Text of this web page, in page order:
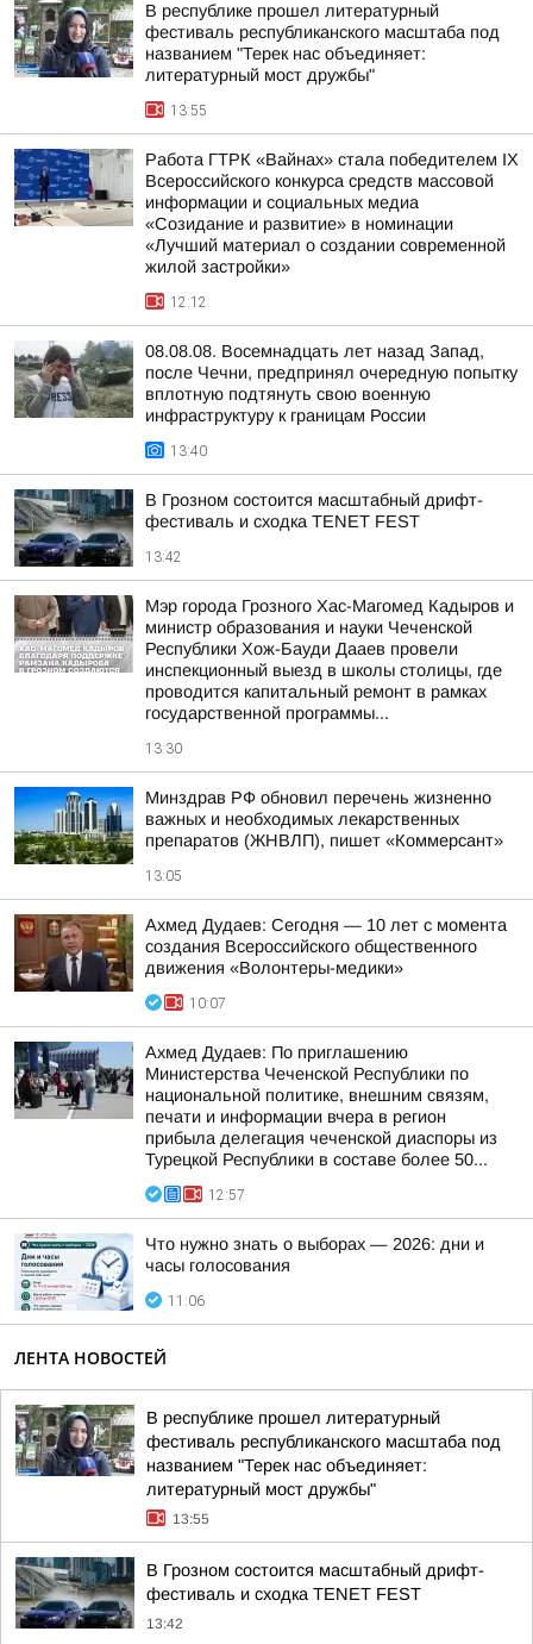
В республике прошел литературный
фестиваль республиканского масштаба под
названием "Терек нас объединяет:
литературный мост дружбы"
13:55
Работа ГТРК «Вайнах» стала победителем IX
Всероссийского конкурса средств массовой
информации и социальных медиа
«Созидание и развитие» в номинации
«Лучший материал о создании современной
жилой застройки»
12:12
08.08.08. Восемнадцать лет назад Запад,
после Чечни, предпринял очередную попытку
вплотную подтянуть свою военную
инфраструктуру к границам России
13:40
В Грозном состоится масштабный дрифт-
фестиваль и сходка TENET FEST
13:42
Мэр города Грозного Хас-Магомед Кадыров и
министр образования и науки Чеченской
Республики Хож-Бауди Дааев провели
инспекционный выезд в школы столицы, где
проводится капитальный ремонт в рамках
государственной программы...
13:30
Минздрав РФ обновил перечень жизненно
важных и необходимых лекарственных
препаратов (ЖНВЛП), пишет «Коммерсант»
13:05
Ахмед Дудаев: Сегодня — 10 лет с момента
создания Всероссийского общественного
движения «Волонтеры-медики»
10:07
Ахмед Дудаев: По приглашению
Министерства Чеченской Республики по
национальной политике, внешним связям,
печати и информации вчера в регион
прибыла делегация чеченской диаспоры из
Турецкой Республики в составе более 50...
12:57
Что нужно знать о выборах — 2026: дни и
часы голосования
11:06
ЛЕНТА НОВОСТЕЙ
В республике прошел литературный
фестиваль республиканского масштаба под
названием "Терек нас объединяет:
литературный мост дружбы"
13:55
В Грозном состоится масштабный дрифт-
фестиваль и сходка TENET FEST
13:42